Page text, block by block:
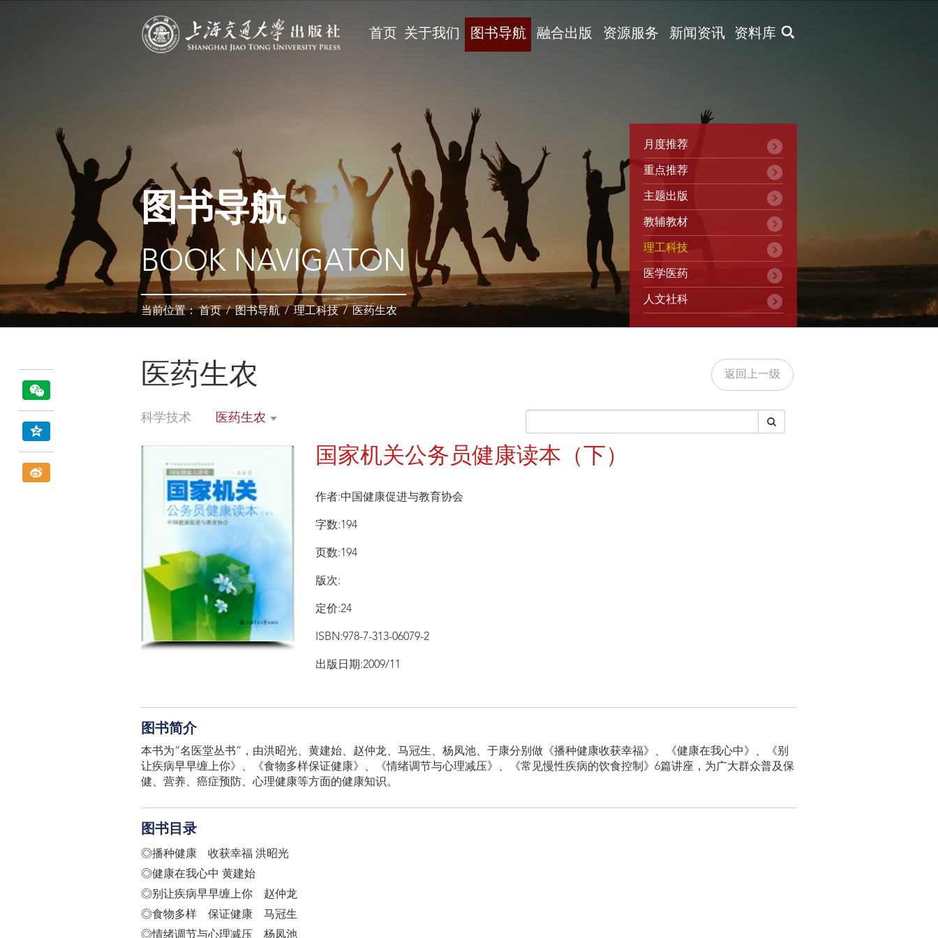
X
首页 关于我们 图书导航 融合出版 资源服务 新闻资讯 资料库
图书导航
BOOK NAVIGATON
当前位置：首页/图书导航 / 理工科技 / 医药生农
月度推荐
重点推荐
主题出版
教辅教材
理工科技
医学医药
人文社科
医药生农 返回上一级
科学技术 医药生农
国家机关公务员健康读本（下）
作者:中国健康促进与教育协会
字数:194
页数:194
版次:
定价:24
ISBN:978-7-313-06079-2
出版日期:2009/11
图书简介
本书为“名医堂丛书”，由洪昭光、黄建始、赵仲龙、马冠生、杨凤池、于康分别做《播种健康收获幸福》、《健康在我心中》、《别
让疾病早早缠上你》、《食物多样保证健康》、《情绪调节与心理减压》、《常见慢性疾病的饮食控制》6篇讲座，为广大群众普及保
健、营养、癌症预防、心理健康等方面的健康知识。
图书目录
◎播种健康 收获幸福 洪昭光
◎健康在我心中 黄建始
◎别让疾病早早缠上你 赵仲龙
◎食物多样 保证健康 马冠生
◎情绪调节与心理减压 杨凤池